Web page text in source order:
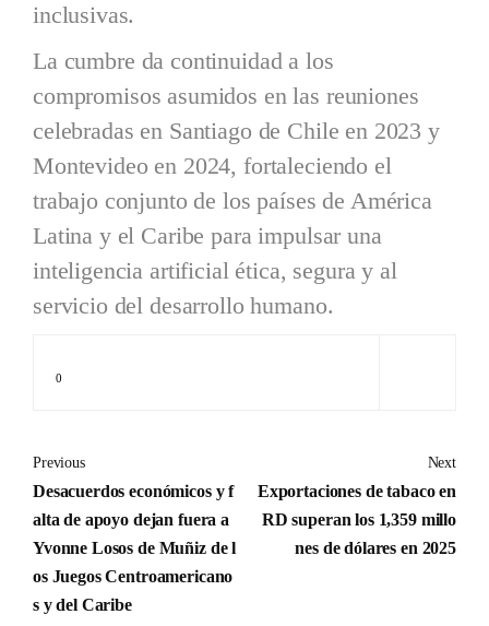
inclusivas.
La cumbre da continuidad a los
compromisos asumidos en las reuniones
celebradas en Santiago de Chile en 2023 y
Montevideo en 2024, fortaleciendo el
trabajo conjunto de los países de América
Latina y el Caribe para impulsar una
inteligencia artificial ética, segura y al
servicio del desarrollo humano.
0
Previous
Desacuerdos económicos y f
alta de apoyo dejan fuera a
Yvonne Losos de Muñiz de l
os Juegos Centroamericano
s y del Caribe
Next
Exportaciones de tabaco en
RD superan los 1,359 millo
nes de dólares en 2025